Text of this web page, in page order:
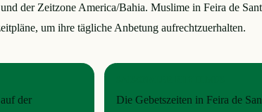
der Zeitzone America/Bahia. Muslime in Feira de
um ihre tägliche Anbetung aufrechtzuerhalten.
der
Die Gebetszeiten in Feira de